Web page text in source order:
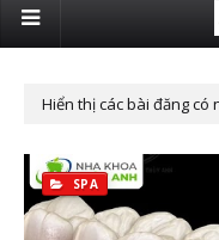
Hiển thị các bài đăng có
SPA